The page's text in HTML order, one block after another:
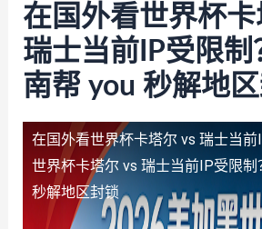
在国外看世界杯卡
瑞士当前IP受限制
南帮 you 秒解地
在国外看世界杯卡塔尔 vs 瑞士当前
世界杯卡塔尔 vs 瑞士当前IP受限制
秒解地区封锁